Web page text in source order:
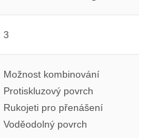
3
Možnost kombinování
Protiskluzový povrch
Rukojeti pro přenášení
Voděodolný povrch